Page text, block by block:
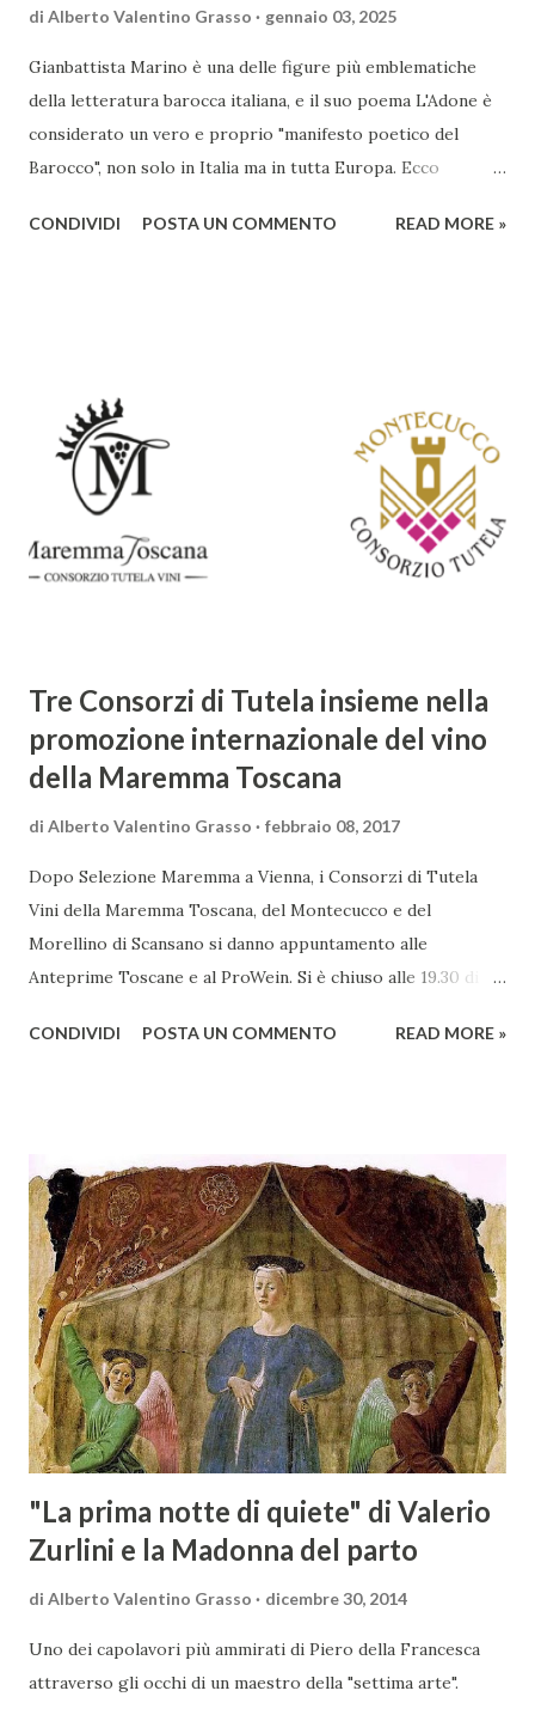
di Alberto Valentino Grasso gennaio 03, 2025
Gianbattista Marino è una delle figure più emblematiche
della letteratura barocca italiana, e il suo poema L'Adone è
considerato un vero e proprio "manifesto poetico del
Barocco", non solo in Italia ma in tutta Europa. Ecco
rendono un'opera fondamentale per il periodo. Marino fu
abbracciando invece i principi del Barocco: l'arte come
meraviglia, l'ostentazione della tecnica e la ricerca del
sorprendente. Marino visse in un'epoca di grandi
cambiamenti culturali e sociali, e la sua opera riflette questa
complessità. L'Adone è un poema epico-mitologico in 20
canti, composto da oltre 40.000 versi. Narra la storia
CONDIVIDI POSTA UN COMMENTO READ MORE »
Tre Consorzi di Tutela insieme nella
promozione internazionale del vino
della Maremma Toscana
di Alberto Valentino Grasso febbraio 08, 2017
Dopo Selezione Maremma a Vienna, i Consorzi di Tutela
Vini della Maremma Toscana, del Montecucco e del
Morellino di Scansano si danno appuntamento alle
Anteprime Toscane e al ProWein. Si è chiuso alle 19.30 di
presso l’Hotel Regina di Vienna dalla società Wein & Kultur,
territorio maremmano: Consorzio Tutela Vini della
Maremma Toscana, del Montecucco e del Morellino di
Scansano. Scopo dell’iniziativa è stato quello di promuovere
le eccellenze vitivinicole della regione in Austria, un
mercato dove il potenziale di crescita è ancora molto alto,
assistendo i produttori nella creazione di contatti
commerciali con gli operatori locali. Gli organizzatori
dell’evento, Christian Bauer, austriaco ed esperto di vini e
conoscitore dei mercati di lingua tedes...
CONDIVIDI POSTA UN COMMENTO READ MORE »
"La prima notte di quiete" di Valerio
Zurlini e la Madonna del parto
di Alberto Valentino Grasso dicembre 30, 2014
Uno dei capolavori più ammirati di Piero della Francesca
attraverso gli occhi di un maestro della "settima arte".